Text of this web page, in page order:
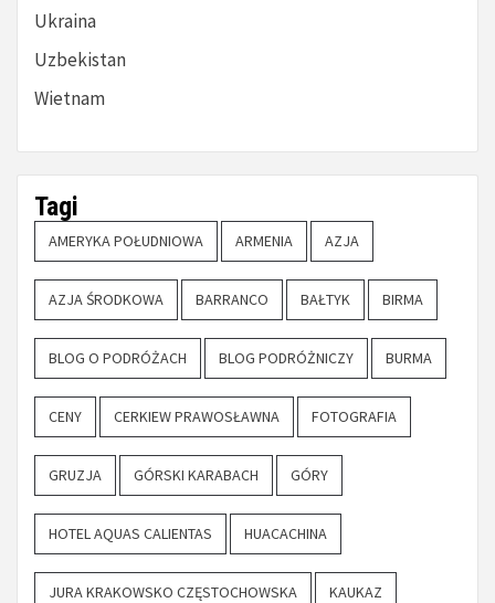
Ukraina
Uzbekistan
Wietnam
Tagi
AMERYKA POŁUDNIOWA ARMENIA AZJA
AZJA ŚRODKOWA BARRANCO BAŁTYK BIRMA
BLOG O PODRÓŻACH BLOG PODRÓŻNICZY BURMA
CENY CERKIEW PRAWOSŁAWNA FOTOGRAFIA
GRUZJA GÓRSKI KARABACH GÓRY
HOTEL AQUAS CALIENTAS HUACACHINA
JURA KRAKOWSKO CZĘSTOCHOWSKA KAUKAZ